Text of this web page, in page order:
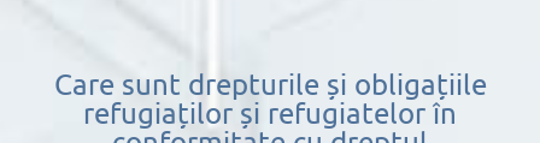
Care sunt drepturile și obligațiile
refugiaților și refugiatelor în